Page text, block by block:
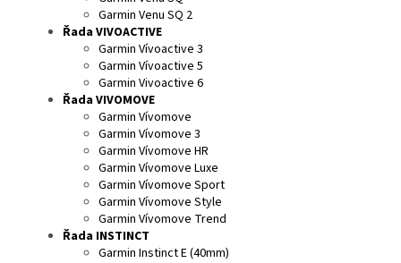
Garmin Venu SQ 2
Řada VIVOACTIVE
Garmin Vívoactive 3
Garmin Vívoactive 5
Garmin Vivoactive 6
Řada VIVOMOVE
Garmin Vívomove
Garmin Vívomove 3
Garmin Vívomove HR
Garmin Vívomove Luxe
Garmin Vívomove Sport
Garmin Vívomove Style
Garmin Vívomove Trend
Řada INSTINCT
Garmin Instinct E (40mm)